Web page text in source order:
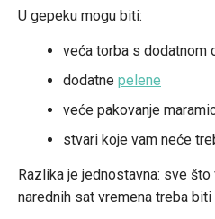
U gepeku mogu biti:
veća torba s dodatnom
dodatne pelene
veće pakovanje
stvari koje vam neće
Razlika je jednostavna: sve
narednih sat vremena treba biti